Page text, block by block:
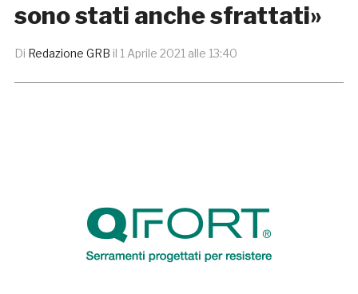
sono stati anche sfrattati»
Di Redazione GRB il 1 Aprile 2021 alle 13:40